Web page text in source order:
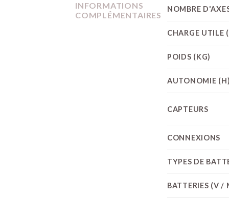
INFORMATIONS
COMPLÉMENTAIRES
NOMBRE
CHARGE UTILE
POIDS (KG)
AUTONOMIE (H)
CAPTEURS
CONNEXIONS
TYPES DE
BATTERIES (V /